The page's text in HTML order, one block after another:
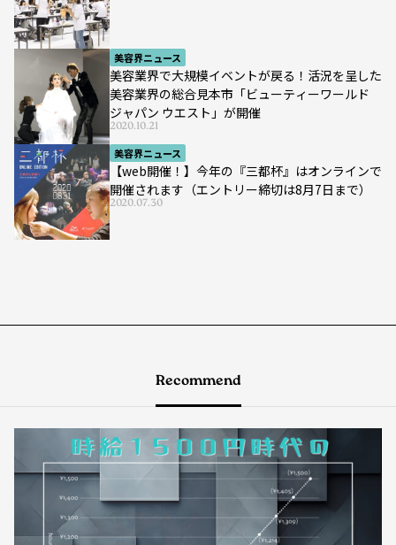
美容界ニュース
美容業界で大規模イベントが戻る！活況を呈した
美容業界の総合見本市「ビューティーワールド
ジャパン ウエスト」が開催
2020.10.21
美容界ニュース
【web開催！】今年の『三都杯』はオンラインで
開催されます（エントリー締切は8月7日まで）
2020.07.30
Recommend